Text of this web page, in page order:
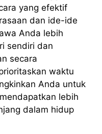
yang efektif
dan ide-ide
Anda lebih
sendiri dan
secara
waktu
Anda untuk
lebih
dalam hidup